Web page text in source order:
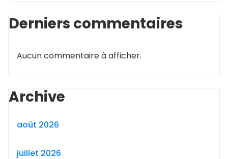
Derniers commentaires
Aucun commentaire à afficher.
Archive
août 2026
juillet 2026